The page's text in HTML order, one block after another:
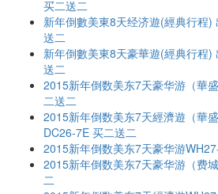
买二送二
新年倒數美東8天经济遊(經典行程
送二
新年倒數美東8天豪華遊(經典行程
送二
2015新年倒数美东7天豪华游（華
二送二
2015新年倒数美东7天經濟遊（華
DC26-7E 买二送二
2015新年倒数美东7天豪华游
2015新年倒数美东7天豪华游（费
二